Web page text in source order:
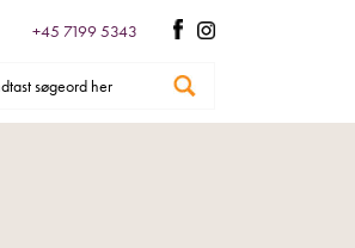
+45 7199 5343